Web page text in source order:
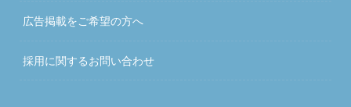
広告掲載をご希望の方へ
採用に関するお問い合わせ